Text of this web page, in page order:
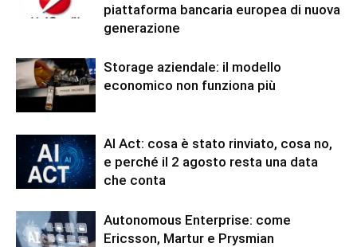
piattaforma bancaria europea di nuova
generazione
Storage aziendale: il modello
economico non funziona più
AI Act: cosa è stato rinviato, cosa no,
e perché il 2 agosto resta una data
che conta
Autonomous Enterprise: come
Ericsson, Martur e Prysmian